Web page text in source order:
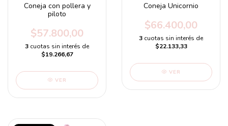
Coneja con pollera y
piloto
$57.800,00
3 cuotas sin interés de
$19.266,67
VER
Coneja Unicornio
$66.400,00
3 cuotas sin interés de
$22.133,33
VER